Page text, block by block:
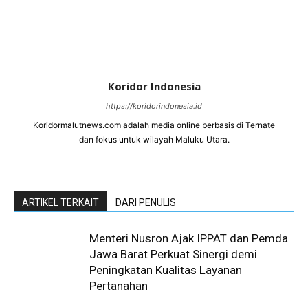
Koridor Indonesia
https://koridorindonesia.id
Koridormalutnews.com adalah media online berbasis di Ternate
dan fokus untuk wilayah Maluku Utara.
ARTIKEL TERKAIT DARI PENULIS
Menteri Nusron Ajak IPPAT dan Pemda
Jawa Barat Perkuat Sinergi demi
Peningkatan Kualitas Layanan
Pertanahan